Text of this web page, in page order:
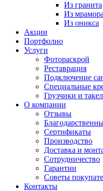
Из гранита
Из мрамора
Из оникса
Акции
Портфолио
Услуги
Фотораскрой
Реставрация
Подключение
Специальные
Грузчики и
О компании
Отзывы
Сертификаты
Производство
Доставка и
Сотрудничество
Гарантии
Советы
Контакты